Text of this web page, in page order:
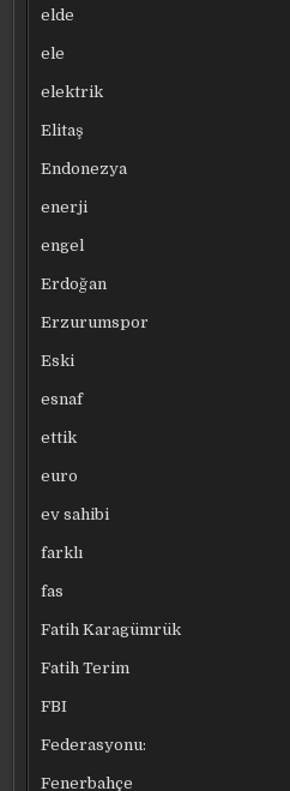
elde
ele
elektrik
Elitaş
Endonezya
enerji
engel
Erdoğan
Erzurumspor
Eski
esnaf
ettik
euro
ev sahibi
farklı
fas
Fatih Karagümrük
Fatih Terim
FBI
Federasyonu:
Fenerbahçe